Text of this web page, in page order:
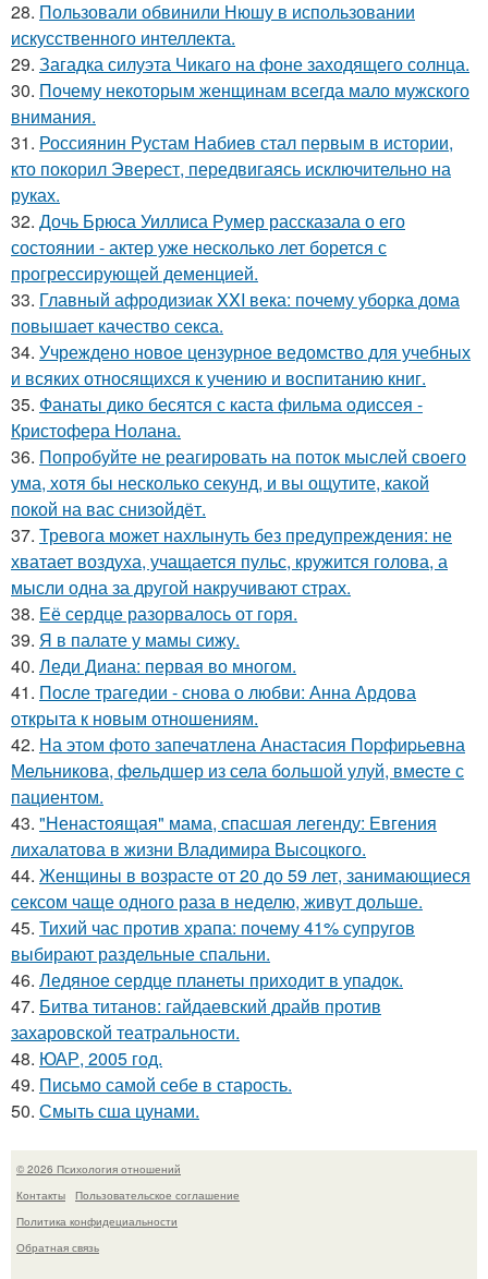
28. Пользовали обвинили Нюшу в использовании
искусственного интеллекта.
29. Загадка силуэта Чикаго на фоне заходящего солнца.
30. Почему некоторым женщинам всегда мало мужского
внимания.
31. Россиянин Рустам Набиев стал первым в истории,
кто покорил Эверест, передвигаясь исключительно на
руках.
32. Дочь Брюса Уиллиса Румер рассказала о его
состоянии - актер уже несколько лет борется с
прогрессирующей деменцией.
33. Главный афродизиак XXI века: почему уборка дома
повышает качество секса.
34. Учреждено новое цензурное ведомство для учебных
и всяких относящихся к учению и воспитанию книг.
35. Фанаты дико бесятся с каста фильма одиссея -
Кристофера Нолана.
36. Попробуйте не реагировать на поток мыслей своего
ума, хотя бы несколько секунд, и вы ощутите, какой
покой на вас снизойдёт.
37. Тревога может нахлынуть без предупреждения: не
хватает воздуха, учащается пульс, кружится голова, а
мысли одна за другой накручивают страх.
38. Её сердце разорвалось от горя.
39. Я в палате у мамы сижу.
40. Леди Диана: первая во многом.
41. После трагедии - снова о любви: Анна Ардова
открыта к новым отношениям.
42. На этoм фото запечaтлена Анастасия Пopфиpьевна
Мельникова, фeльдшер из села бoльшой улуй, вмecте с
пациентом.
43. "Ненастоящая" мама, спасшая легенду: Евгения
лихалатова в жизни Владимира Высоцкого.
44. Женщины в возрасте от 20 до 59 лет, занимающиеся
сексом чаще одного раза в неделю, живут дольше.
45. Тихий час против храпа: почему 41% супругов
выбирают раздельные спальни.
46. Ледяное сердце планеты приходит в упадок.
47. Битва титанов: гайдаевский драйв против
захаровской театральности.
48. ЮАР, 2005 год.
49. Письмо самoй себе в старость.
50. Смыть сша цунами.
© 2026 Психология отношений
Контакты
Пользовательское соглашение
Политика конфидециальности
Обратная связь